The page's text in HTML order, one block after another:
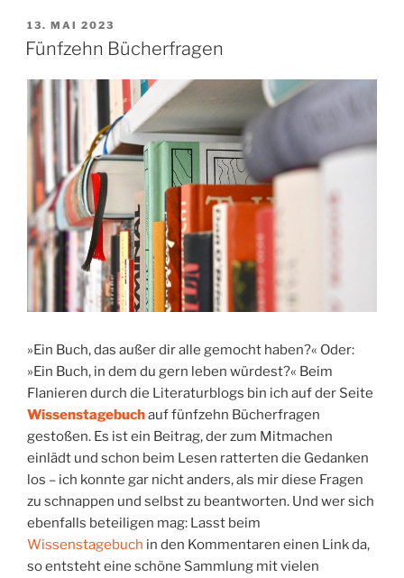
VERÖFFENTLICHT
AM
13. MAI 2023
Fünfzehn Bücherfragen
»Ein Buch, das außer dir alle gemocht haben?« Oder:
»Ein Buch, in dem du gern leben würdest?« Beim
Flanieren durch die Literaturblogs bin ich auf der Seite
Wissenstagebuchauf fünfzehn Bücherfragen
gestoßen. Es ist ein Beitrag, der zum Mitmachen
einlädt und schon beim Lesen ratterten die Gedanken
los – ich konnte gar nicht anders, als mir diese Fragen
zu schnappen und selbst zu beantworten. Und wer sich
ebenfalls beteiligen mag: Lasst beim
Wissenstagebuch in den Kommentaren einen Link da,
so entsteht eine schöne Sammlung mit vielen